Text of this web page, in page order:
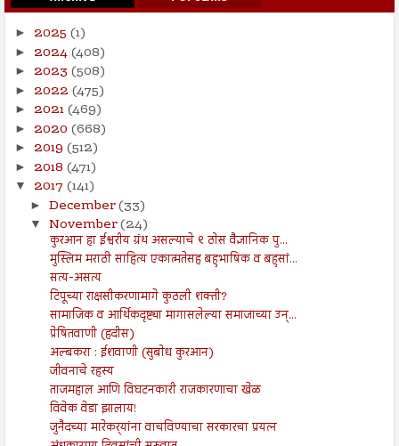
► 2025 (1)
► 2024(408)
► 2023 (508)
► 2022 (475)
► 2021(469)
► 2020 (668)
► 2019 (512)
► 2018 (471)
▼ 2017 (141)
► December(33)
▼ November(24)
कुरआन हा ईश्वरीय ग्रंथ असल्याचे ९ ठोस वैज्ञानिक पु...
मुस्लिम मराठी साहित्य एकात्मतेसह बहुभाषिक व बहुसां...
सत्य-असत्य
टिपूच्या राक्षसीकरणामागे कुठली शक्ती?
सामाजिक व आर्थिकदृष्ट्या मागासलेल्या समाजाच्या उन्...
प्रेषितवाणी (हदीस)
अल्बकरा : ईशवाणी (सुबोध कुरआन)
जीवनाचे रहस्य
ताजमहाल आणि विघटनकारी राजकारणाचा खेळ
विवेक वेडा झालाय!
जुनैदच्या मारेकर्‍यांना वाचविण्याचा सरकारचा प्रयत्न